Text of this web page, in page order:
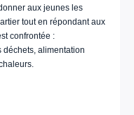
aux jeunes les
tout en répondant aux
confrontée :
alimentation